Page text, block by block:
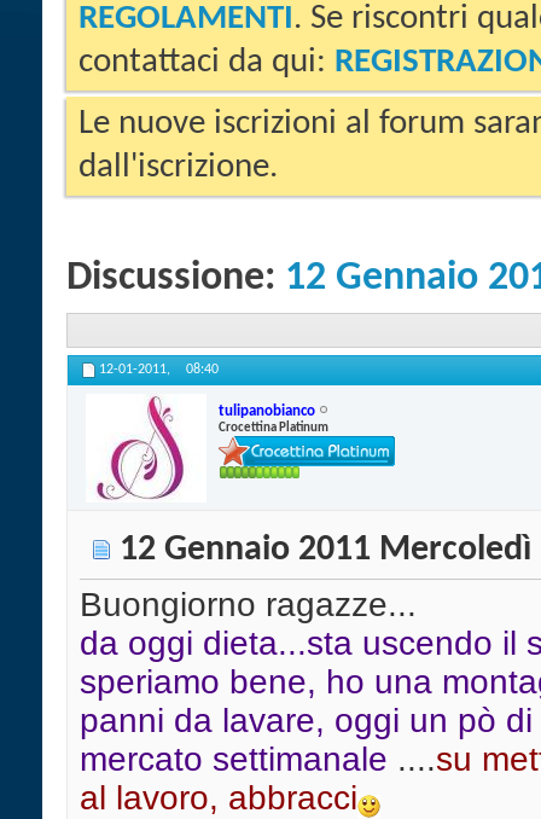
REGOLAMENTI. Se riscontri
contattaci da qui:
Le nuove iscrizioni al forum
dall'iscrizione.
Discussione: 12 Gennaio
12-01-2011, 08:40
tulipanobianco
Crocettina Platinum
12 Gennaio 2011 Mercoledì
Buongiorno ragazze...
da oggi dieta...sta uscendo il
speriamo bene, ho una
panni da lavare, oggi un pò di
mercato settimanale ....su
al lavoro, abbracci